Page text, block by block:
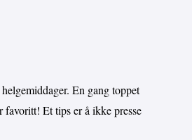
En gang toppet
Et tips er å ikke presse